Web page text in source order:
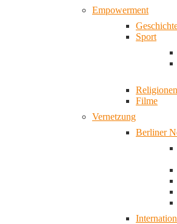
Empowerment
Sport
Religionen
Filme
Vernetzung
Berliner